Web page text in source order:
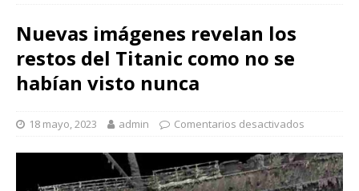
Nuevas imágenes revelan los
restos del Titanic como no se
habían visto nunca
18 mayo, 2023 admin Comentarios desactivados